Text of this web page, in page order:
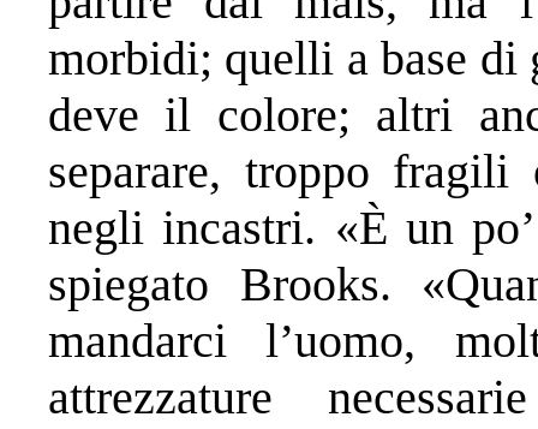
morbidi; quelli a base di
deve il colore; altri
separare, troppo
negli incastri. «È un
spiegato Brooks.
mandarci l’uomo,
attrezzature